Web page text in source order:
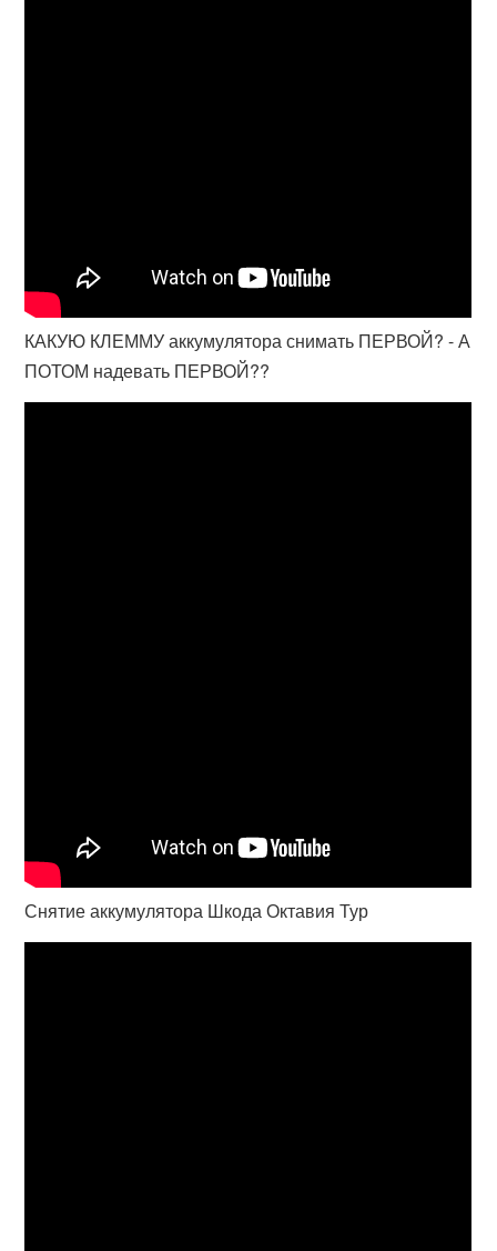
КАКУЮ КЛЕММУ аккумулятора снимать ПЕРВОЙ? - А
ПОТОМ надевать ПЕРВОЙ??
Снятие аккумулятора Шкода Октавия Тур